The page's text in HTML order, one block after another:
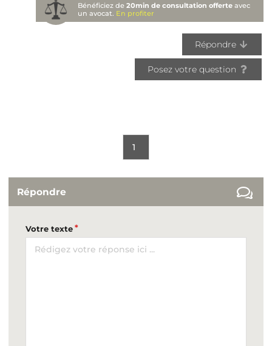
Bénéficiez de20min de consultation offerte avec
un avocat. En profiter
Répondre
Posez votre question
1
Répondre
Votre texte